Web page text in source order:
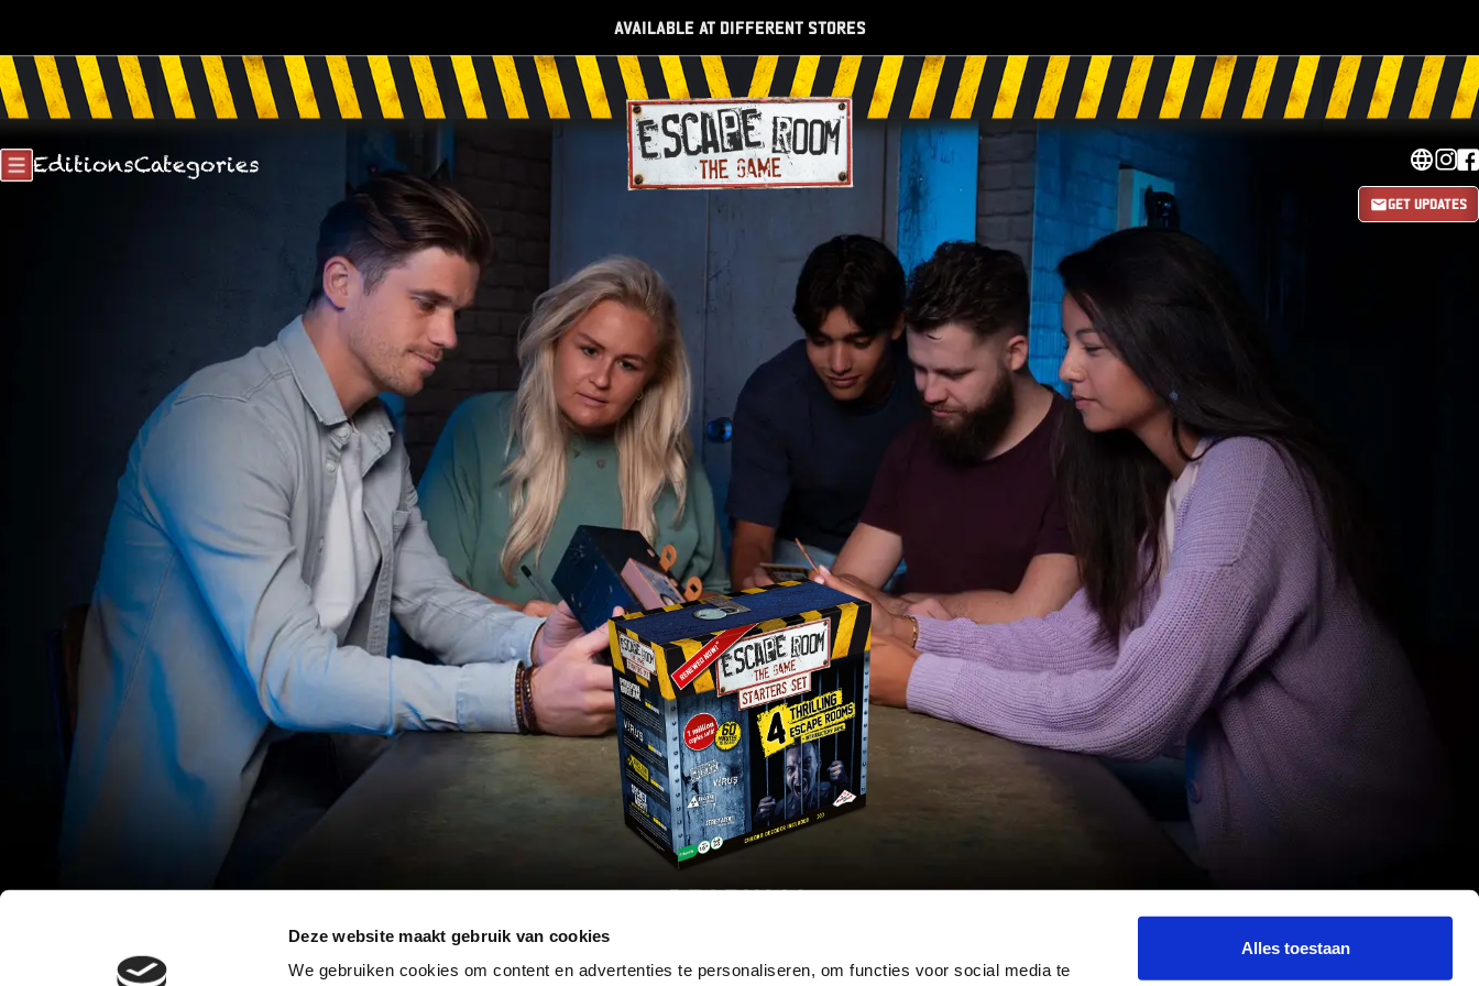
Deze website maakt gebruik van cookies
We gebruiken cookies om content en advertenties te personaliseren, om functies voor social media te
Alles toestaan
AVAILABLE AT DIFFERENT STORES
EditionsCategories
GET UPDATES
Escape Room The Game
ORIGINAL
MORE INFO